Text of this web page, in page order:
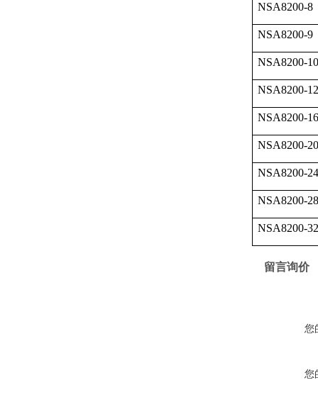
NSA8200-8
NSA8200-9
NSA8200-10
NSA8200-12
NSA8200-16
NSA8200-20
NSA8200-24
NSA8200-28
NSA8200-32
留言询价
您
您